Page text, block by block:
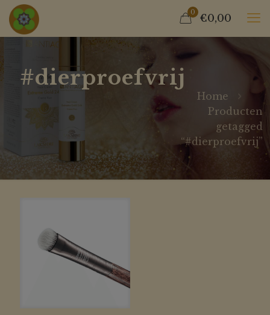
0 €0,00
#dierproefvrij
Home
Producten
getagged
“#dierproefvrij”